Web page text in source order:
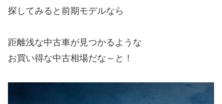
探してみると前期モデルなら
距離浅な中古車が見つかるような
お買い得な中古相場だな～と！